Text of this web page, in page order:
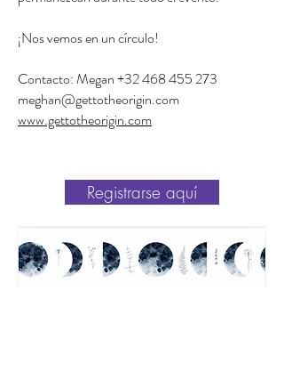
¡Nos vemos en un círculo!
Contacto: Megan +32 468 455 273
meghan@gettotheorigin.com
www.gettotheorigin.com
Registrarse aquí